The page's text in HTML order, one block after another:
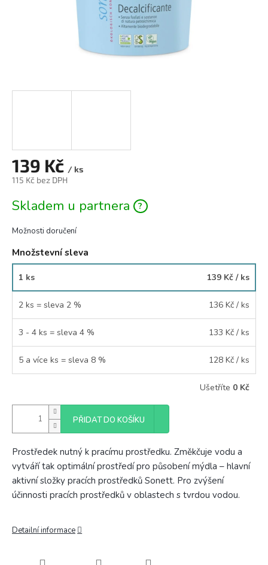
139 Kč / ks
115 Kč bez DPH
cena:
Skladem u partnera
Možnosti doručení
Množstevní sleva
1 ks 139 Kč / ks
2 ks = sleva 2 % 136 Kč / ks
3 - 4 ks = sleva 4 % 133 Kč / ks
5 a více ks = sleva 8 % 128 Kč / ks
Ušetříte 0 Kč
PŘIDAT DO KOŠÍKU
Prostředek nutný k pracímu prostředku. Změkčuje vodu a
vytváří tak optimální prostředí pro působení mýdla – hlavní
aktivní složky pracích prostředků Sonett. Pro zvýšení
účinnosti pracích prostředků v oblastech s tvrdou vodou.
Detailní informace